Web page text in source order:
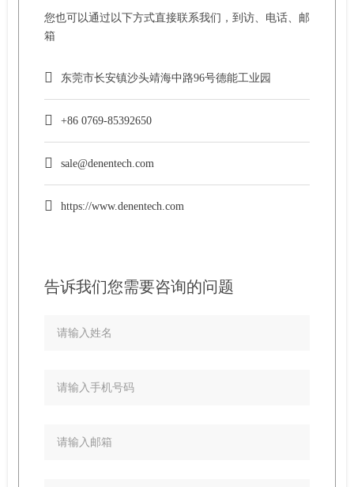
告诉我们您需要咨询的问题
您也可以通过以下方式直接联系我们，到访、电话、邮
箱
东莞市长安镇沙头靖海中路96号德能工业园
+86 0769-85392650
sale@denentech.com
https://www.denentech.com